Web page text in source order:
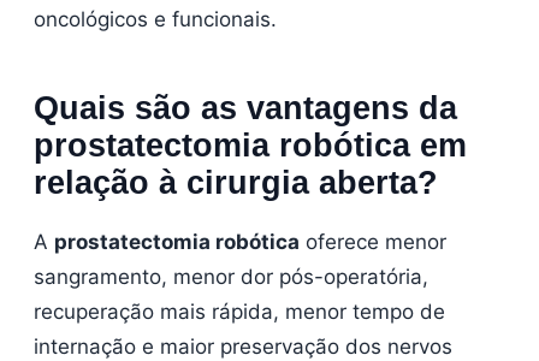
oncológicos e funcionais.
Quais são as vantagens da
prostatectomia robótica em
relação à cirurgia aberta?
A prostatectomia robótica oferece menor
sangramento, menor dor pós-operatória,
recuperação mais rápida, menor tempo de
internação e maior preservação dos nervos